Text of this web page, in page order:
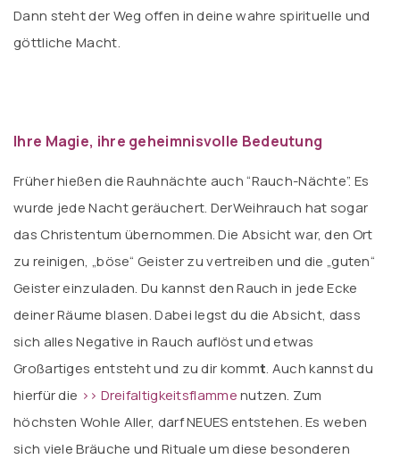
Dann steht der Weg offen in deine wahre spirituelle und
göttliche Macht.
Ihre Magie, ihre geheimnisvolle Bedeutung
Früher hießen die Rauhnächte auch “Rauch-Nächte”. Es
wurde jede Nacht geräuchert. DerWeihrauch hat sogar
das Christentum übernommen. Die Absicht war, den Ort
zu reinigen, „böse“ Geister zu vertreiben und die „guten“
Geister einzuladen. Du kannst den Rauch in jede Ecke
deiner Räume blasen. Dabei legst du die Absicht, dass
sich alles Negative in Rauch auflöst und etwas
Großartiges entsteht und zu dir kommt. Auch kannst du
hierfür die >> Dreifaltigkeitsflammenutzen. Zum
höchsten Wohle Aller, darf NEUES entstehen. Es weben
sich viele Bräuche und Rituale um diese besonderen